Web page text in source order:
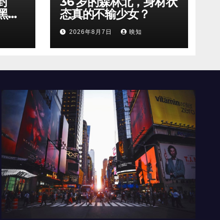
天
态真的不输少女？
2026年8月7日 映知